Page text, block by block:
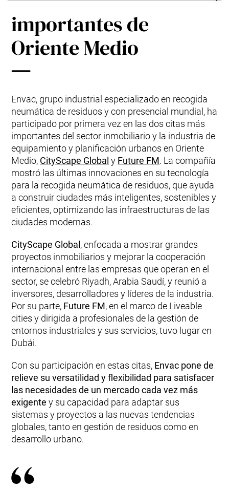
Envac User Experience
ReFlow
importantes de
Oriente Medio
Envac, grupo industrial especializado en recogida
neumática de residuos y con presencial mundial, ha
participado por primera vez en las dos citas más
importantes del sector inmobiliario y la industria de
equipamiento y planificación urbanos en Oriente
Medio, CityScape Global y Future FM. La compañía
mostró las últimas innovaciones en su tecnología
para la recogida neumática de residuos, que ayuda
a construir ciudades más inteligentes, sostenibles y
eficientes, optimizando las infraestructuras de las
ciudades modernas.
CityScape Global , enfocada a mostrar grandes
proyectos inmobiliarios y mejorar la cooperación
internacional entre las empresas que operan en el
sector, se celebró Riyadh, Arabia Saudí, y reunió a
inversores, desarrolladores y líderes de la industria.
Por su parte, Future FM, en el marco de Liveable
cities y dirigida a profesionales de la gestión de
entornos industriales y sus servicios, tuvo lugar en
Dubái.
Con su participación en estas citas, Envac pone de
relieve su versatilidad y flexibilidad para satisfacer
las necesidades de un mercado cada vez más
exigentey su capacidad para adaptar sus
sistemas y proyectos a las nuevas tendencias
globales, tanto en gestión de residuos como en
desarrollo urbano.